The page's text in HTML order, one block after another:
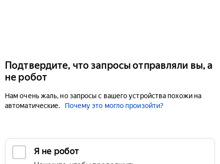
Подтвердите, что запросы отправляли вы, а
не робот
Нам очень жаль, но запросы с вашего устройства похожи на
автоматические.
Почему это могло произойти?